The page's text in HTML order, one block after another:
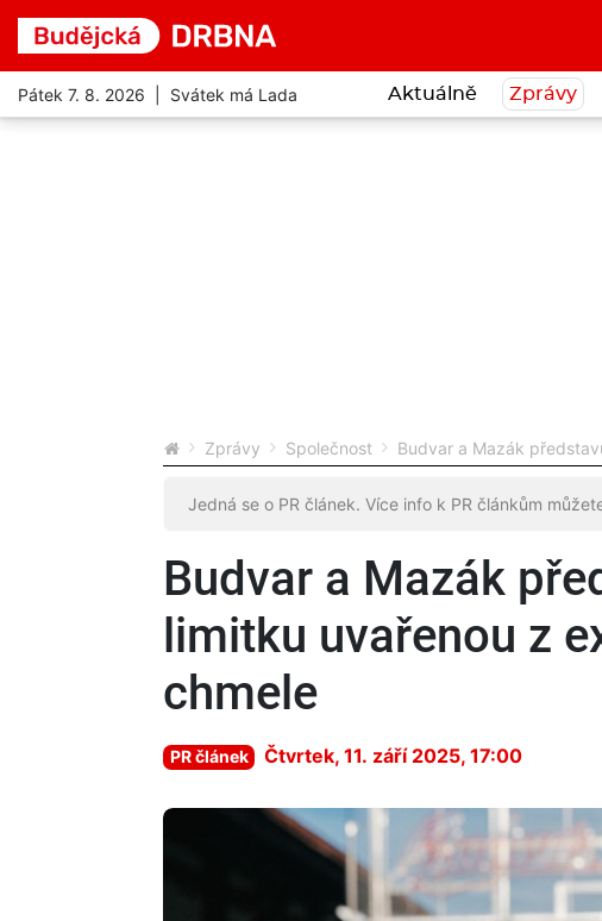
Pátek 7. 8. 2026 | Svátek má Lada Aktuálně Zprávy
Zprávy Společnost Budvar a Mazák
Jedná se o PR článek. Více info k PR článkům
Budvar a Mazák
limitku uvařenou z
chmele
PR článek Čtvrtek, 11. září 2025, 17:00